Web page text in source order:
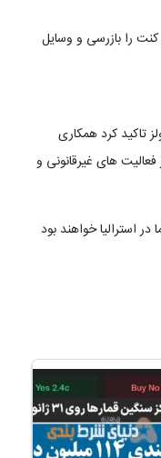
را بازرسی و وسایل
تاكيد كرد همكارى
هاى غيرقانونى و
استرالیا خواهند بود